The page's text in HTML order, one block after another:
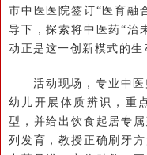
市中医医院签订“医育融
导下，探索将中医药“治
动正是这一创新模式的生
活动现场，专业中
幼儿开展体质辨识，重
型，并给出饮食起居专
列发育，教授正确刷牙